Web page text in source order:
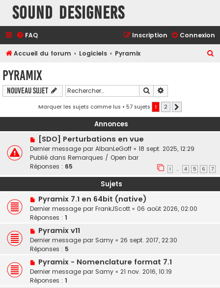
Sound Designers
FAQ Connexion
Inscription
Accueil du forum Logiciels Pyramix
r
c
r
Pyramix
Nouveau sujet Rechercher
Marquer les sujets comme lus • 57 sujets 1 2
Annonces
[SDO] Perturbations en vue
Dernier message par AlbanLeGoff « 18 sept. 2025, 12:29
Publié dans Remarques / Open bar
Réponses : 65 1 … 4 5 6 7
Sujets
Pyramix 7.1 en 64bit (native)
Dernier message par FrankJScott « 06 août 2026, 02:00
Réponses : 1
Pyramix v11
Dernier message par Samy « 26 sept. 2017, 22:30
Réponses : 5
Pyramix - Nomenclature format 7.1
Dernier message par Samy « 21 nov. 2016, 10:19
Réponses : 1